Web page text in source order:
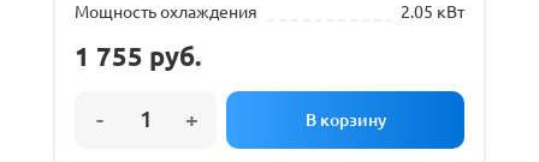
Инвертор
Мощность охлаждения
2.05 кВт
1 755 руб.